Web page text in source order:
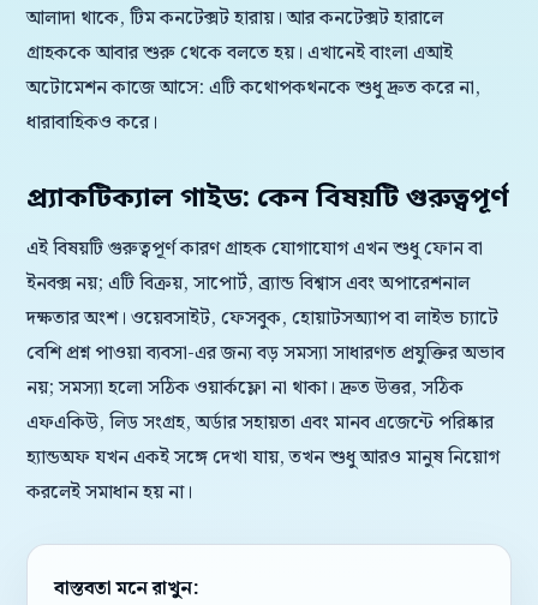
আলাদা থাকে, টিম কনটেক্সট হারায়। আর কনটেক্সট হারালে
গ্রাহককে আবার শুরু থেকে বলতে হয়। এখানেই বাংলা এআই
অটোমেশন কাজে আসে: এটি কথোপকথনকে শুধু দ্রুত করে না,
ধারাবাহিকও করে।
প্র্যাকটিক্যাল গাইড: কেন বিষয়টি গুরুত্বপূর্ণ
এই বিষয়টি গুরুত্বপূর্ণ কারণ গ্রাহক যোগাযোগ এখন শুধু ফোন বা
ইনবক্স নয়; এটি বিক্রয়, সাপোর্ট, ব্র্যান্ড বিশ্বাস এবং অপারেশনাল
দক্ষতার অংশ। ওয়েবসাইট, ফেসবুক, হোয়াটসঅ্যাপ বা লাইভ চ্যাটে
বেশি প্রশ্ন পাওয়া ব্যবসা-এর জন্য বড় সমস্যা সাধারণত প্রযুক্তির অভাব
নয়; সমস্যা হলো সঠিক ওয়ার্কফ্লো না থাকা। দ্রুত উত্তর, সঠিক
এফএকিউ, লিড সংগ্রহ, অর্ডার সহায়তা এবং মানব এজেন্টে পরিষ্কার
হ্যান্ডঅফ যখন একই সঙ্গে দেখা যায়, তখন শুধু আরও মানুষ নিয়োগ
করলেই সমাধান হয় না।
বাস্তবতা মনে রাখুন: